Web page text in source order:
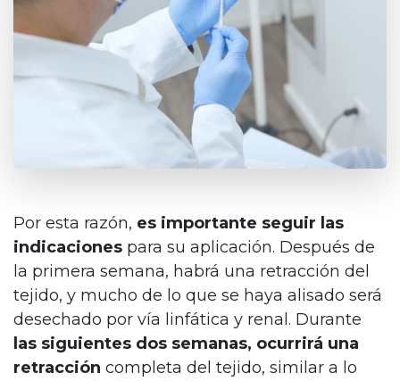
Inicio
Cirugía Estética
Medicina Estética
Cirugía para Hombres
Cirugía Capilar
Hispali SPA
Blog
Por esta razón, es importante seguir las
indicaciones para su aplicación. Después de
la primera semana, habrá una retracción del
tejido, y mucho de lo que se haya alisado será
desechado por vía linfática y renal. Durante
las siguientes dos semanas, ocurrirá una
retracción completa del tejido, similar a lo